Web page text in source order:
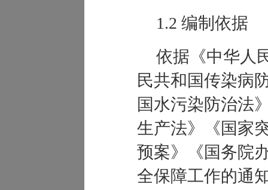
1.2 编制依据
依据《中华人
民共和国传染病
国水污染防治法
生产法》《国家
预案》《国务院
全保障工作的通